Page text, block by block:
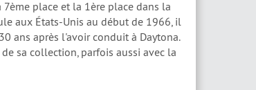
7ème place et la 1ère place dans la
aux États-Unis au début de 1966, il
ans après l'avoir conduit à Daytona.
sa collection, parfois aussi avec la